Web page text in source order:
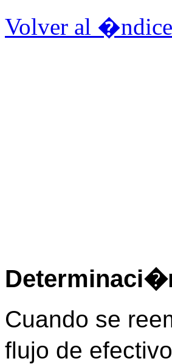
Volver al �ndice
Cuando se
flujo de